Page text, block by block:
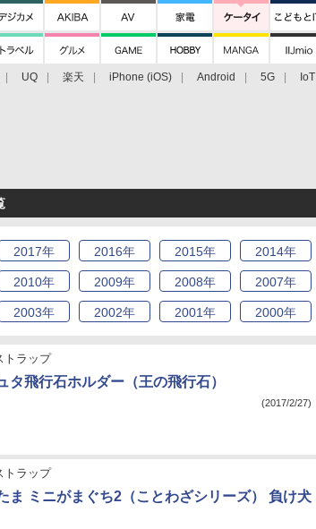
UQ 楽天 iPhone (iOS) Android 5G IoT
2017年 2016年 2015年 2014年
2010年 2009年 2008年 2007年
2003年 2002年 2001年 2000年
トラップ
タ飛行石ホルダー（王の飛行石）
(2017/2/27)
トラップ
ま ミニがまぐち2（ことわざシリーズ） 負け犬